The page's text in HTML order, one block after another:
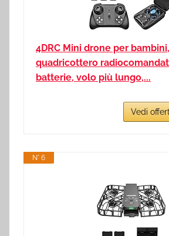
4DRC Mini drone per bambini,
quadricottero
batterie, volo più lungo,...
Vedi
N° 6